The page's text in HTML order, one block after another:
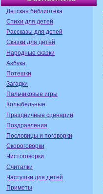
Детская библиотека
Стихи для детей
Рассказы для детей
Сказки для детей
Народные сказки
Азбука
Потешки
Загадки
Пальчиковые игры
Колыбельные
Праздничные сценарии
Поздравления
Пословицы и поговорки
Скороговорки
Чистоговорки
Считалки
Частушки для детей
Приметы